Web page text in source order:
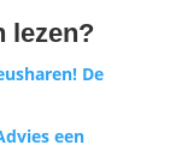
lezen?
De
een